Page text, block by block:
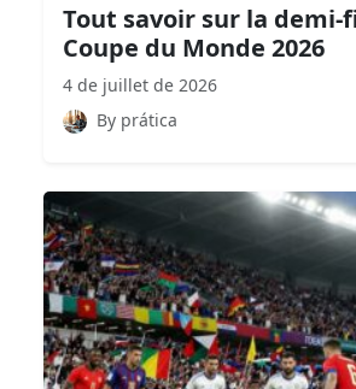
Tout savoir sur la demi-
Coupe du Monde 2026
4 de juillet de 2026
By prática